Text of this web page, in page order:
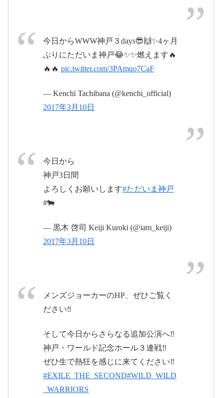
グッズがすんなり買える（笑） マフラータオルとフラッ
グだけ（笑） ガチャしてない（笑） #THESECOND
#thesecond #橘ケンチ #TETSUYA #黒木啓司
2016 11月 10 12:11午前 PST
pic.twitter.com/WiOPIkf29m
2017
pic.twitter.com/ssYZ0nIrKq
November 10, 2016
#WWW0312神戸
2017年3月12日
2017
年3月10日
年3月10日
今日からWWW神戸３days😎🙌✨4ヶ月
ぶりにただいま神戸😂✨✨燃えます🔥
🔥🔥 pic.twitter.com/3PAmqo7CaF
— Kenchi Tachibana (@kenchi_official)
2017年3月10日
今日から
神戸3日間
よろしくお願いします#ただいま神戸
#🐄
— 黒木 啓司 Keiji Kuroki (@iam_keiji)
2017年3月10日
メンズジョーカーのHP、ぜひご覧く
ださい‼️
そして今日からさらなる追加公演へ‼️
神戸・ワールド記念ホール３連戦‼️
ぜひ生で熱狂を感じに来てください‼️
#EXILE_THE_SECOND#WILD_WILD
_WARRIORS